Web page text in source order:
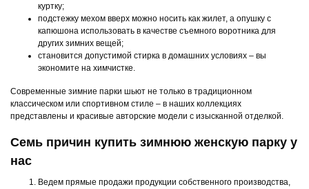
куртку;
подстежку мехом вверх можно носить как жилет, а опушку с
капюшона использовать в качестве съемного воротника для
других зимних вещей;
становится допустимой стирка в домашних условиях – вы
экономите на химчистке.
Современные зимние парки шьют не только в традиционном
классическом или спортивном стиле – в наших коллекциях
представлены и красивые авторские модели с изысканной отделкой.
Семь причин купить зимнюю женскую парку у
нас
Ведем прямые продажи продукции собственного производства,